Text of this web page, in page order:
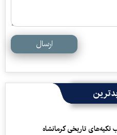
ارسال
تکیه‌های تاریخی کرمانشاه